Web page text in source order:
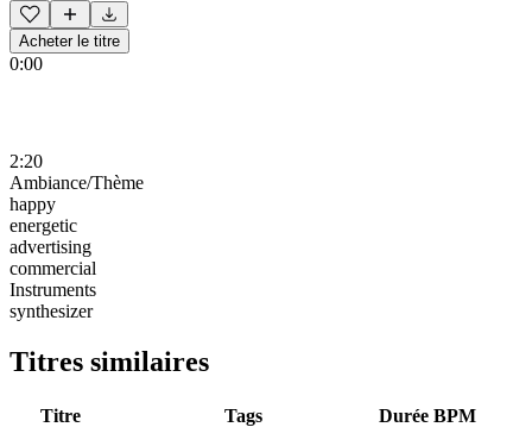
Acheter le titre
0:00
2:20
Ambiance/Thème
happy
energetic
advertising
commercial
Instruments
synthesizer
Titres similaires
Titre Tags Durée BPM